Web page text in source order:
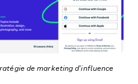
de marketing d’influence